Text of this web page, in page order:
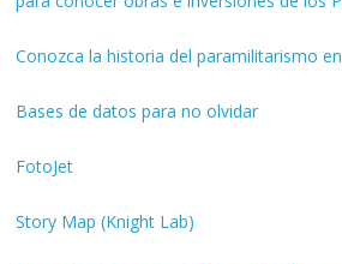
Conozca la historia del paramilitarismo
Bases de datos para no olvidar
FotoJet
Story Map (Knight Lab)